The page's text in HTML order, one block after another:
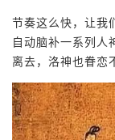
节奏这么快，让我
自动脑补一系列人
离去，洛神也眷恋